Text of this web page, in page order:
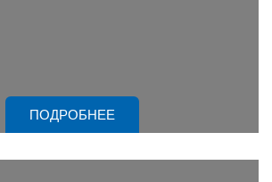
ПОДРОБНЕЕ